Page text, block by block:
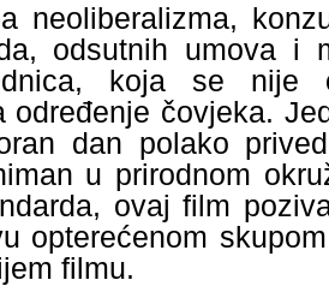
neoliberalizma,
odsutnih umova i
koja se nije
određenje čovjeka.
dan polako
u prirodnom
ovaj film
opterećenom
filmu.